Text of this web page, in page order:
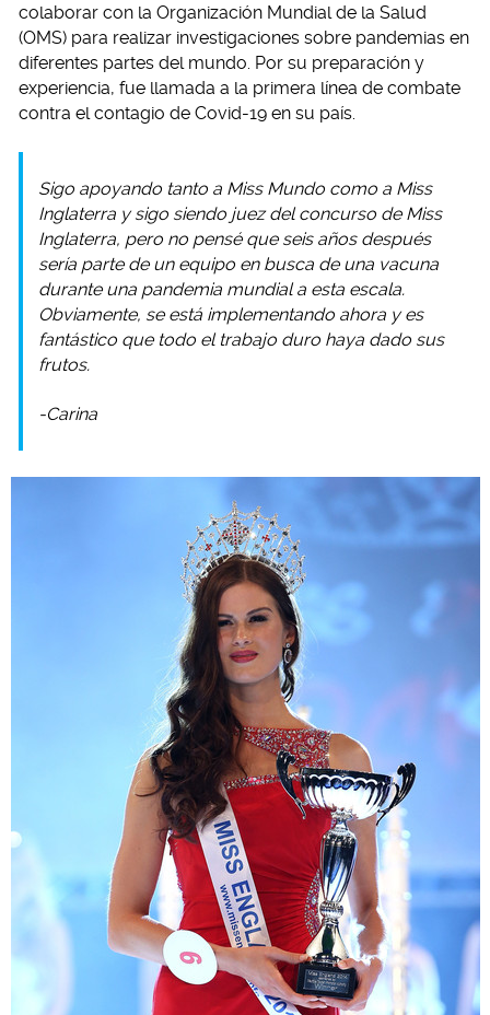
colaborar con la Organización Mundial de la Salud
(OMS) para realizar investigaciones sobre pandemias en
diferentes partes del mundo. Por su preparación y
experiencia, fue llamada a la primera línea de combate
contra el contagio de Covid-19 en su país.
Sigo apoyando tanto a Miss Mundo como a Miss
Inglaterra y sigo siendo juez del concurso de Miss
Inglaterra, pero no pensé que seis años después
sería parte de un equipo en busca de una vacuna
durante una pandemia mundial a esta escala.
Obviamente, se está implementando ahora y es
fantástico que todo el trabajo duro haya dado sus
frutos.
-Carina